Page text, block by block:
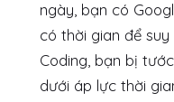
ngày, bạn có
có thời gian để
Coding, bạn bị
dưới áp lực thời